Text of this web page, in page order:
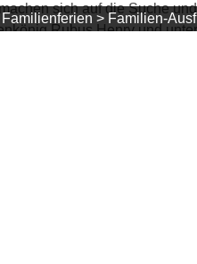
sich auf die Suche
Rubus Henry und
Familienferien > Familien-